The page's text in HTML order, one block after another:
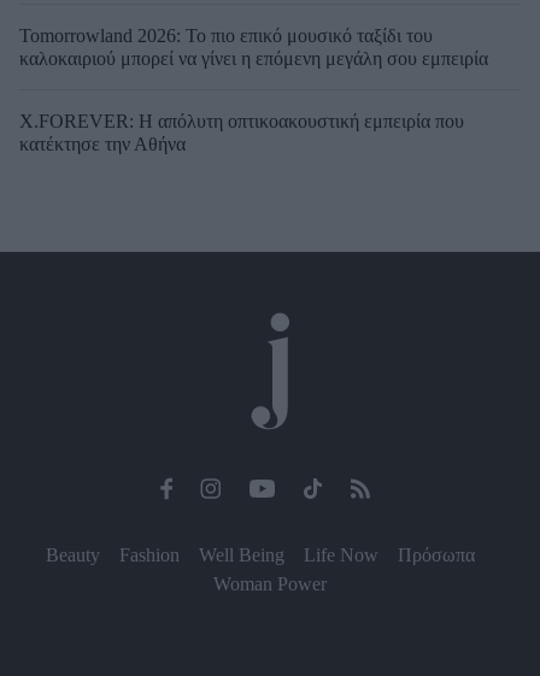
Tomorrowland 2026: Το πιο επικό μουσικό ταξίδι του
καλοκαιριού μπορεί να γίνει η επόμενη μεγάλη σου εμπειρία
X.FOREVER: Η απόλυτη οπτικοακουστική εμπειρία που
κατέκτησε την Αθήνα
Beauty Fashion Well Being Life Now
Πρόσωπα
Woman Power